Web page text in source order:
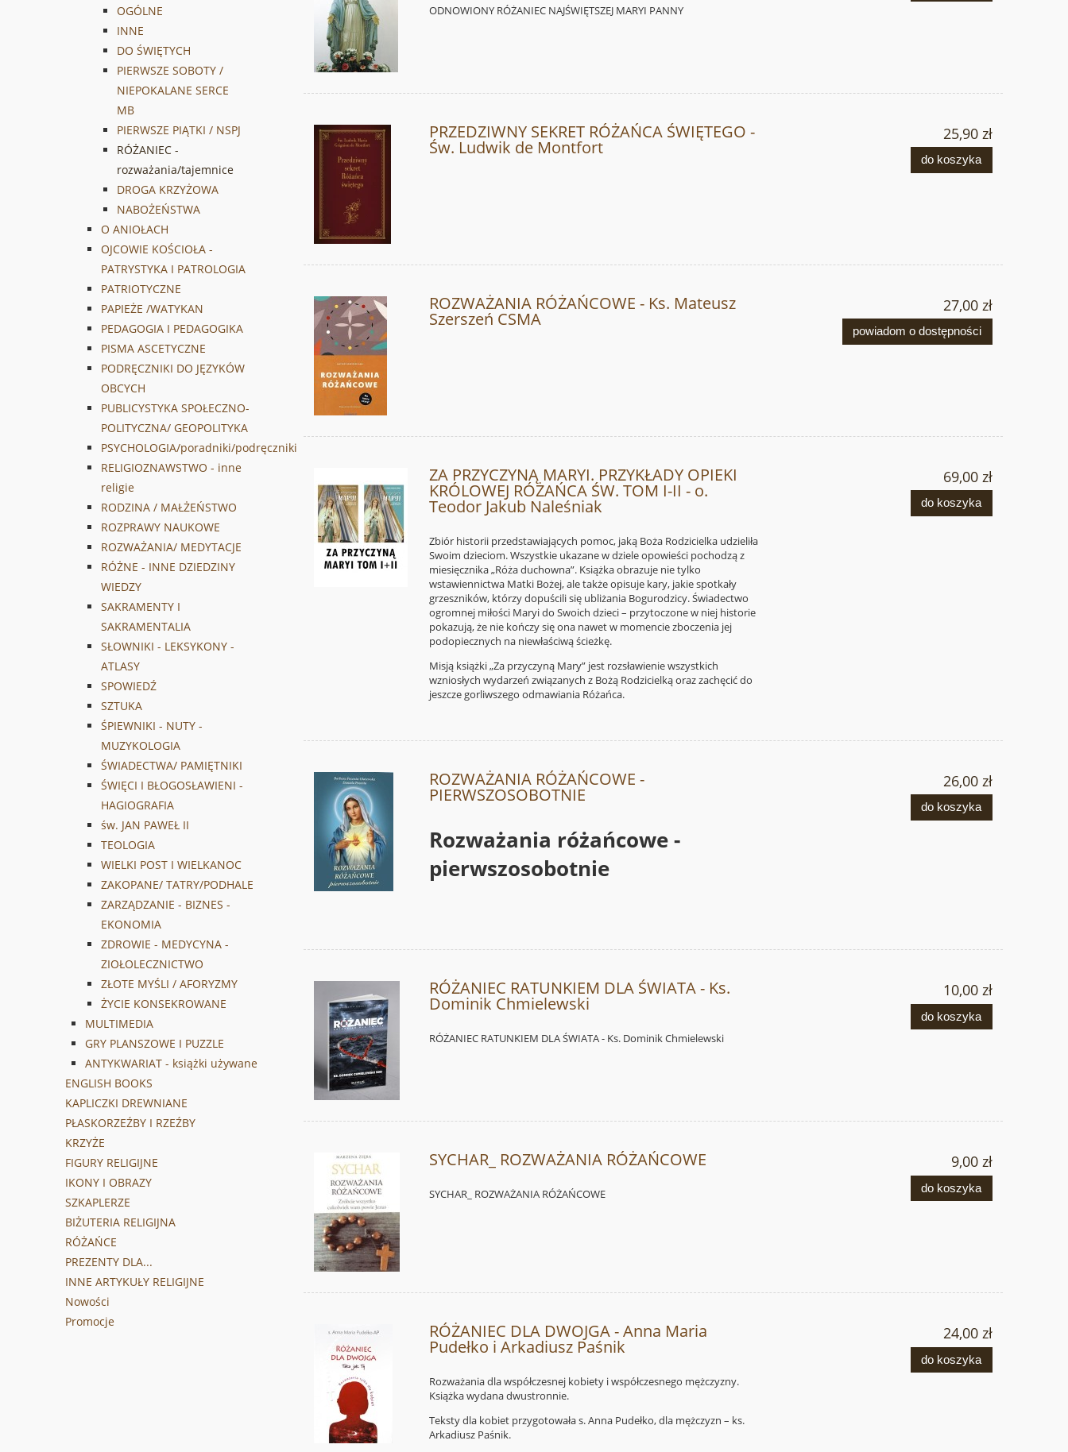
OGÓLNE
INNE
DO ŚWIĘTYCH
PIERWSZE SOBOTY /
NIEPOKALANE SERCE
MB
PIERWSZE PIĄTKI / NSPJ
RÓŻANIEC -
rozważania/tajemnice
DROGA KRZYŻOWA
NABOŻEŃSTWA
O ANIOŁACH
OJCOWIE KOŚCIOŁA -
PATRYSTYKA I PATROLOGIA
PATRIOTYCZNE
PAPIEŻE /WATYKAN
PEDAGOGIA I PEDAGOGIKA
PISMA ASCETYCZNE
PODRĘCZNIKI DO JĘZYKÓW
OBCYCH
PUBLICYSTYKA SPOŁECZNO-
POLITYCZNA/ GEOPOLITYKA
PSYCHOLOGIA/poradniki/podręczniki
RELIGIOZNAWSTWO - inne
religie
RODZINA / MAŁŻEŃSTWO
ROZPRAWY NAUKOWE
ROZWAŻANIA/ MEDYTACJE
RÓŻNE - INNE DZIEDZINY
WIEDZY
SAKRAMENTY I
SAKRAMENTALIA
SŁOWNIKI - LEKSYKONY -
ATLASY
SPOWIEDŹ
SZTUKA
ŚPIEWNIKI - NUTY -
MUZYKOLOGIA
ŚWIADECTWA/ PAMIĘTNIKI
ŚWIĘCI I BŁOGOSŁAWIENI -
HAGIOGRAFIA
św. JAN PAWEŁ II
TEOLOGIA
WIELKI POST I WIELKANOC
ZAKOPANE/ TATRY/PODHALE
ZARZĄDZANIE - BIZNES -
EKONOMIA
ZDROWIE - MEDYCYNA -
ZIOŁOLECZNICTWO
ZŁOTE MYŚLI / AFORYZMY
ŻYCIE KONSEKROWANE
MULTIMEDIA
GRY PLANSZOWE I PUZZLE
ANTYKWARIAT - książki używane
ENGLISH BOOKS
KAPLICZKI DREWNIANE
PŁASKORZEŹBY I RZEŹBY
KRZYŻE
FIGURY RELIGIJNE
IKONY I OBRAZY
SZKAPLERZE
BIŻUTERIA RELIGIJNA
RÓŻAŃCE
PREZENTY DLA...
INNE ARTYKUŁY RELIGIJNE
Nowości
Promocje
ODNOWIONY RÓŻANIEC NAJŚWIĘTSZEJ MARYI PANNY
PRZEDZIWNY SEKRET RÓŻAŃCA ŚWIĘTEGO -
Św. Ludwik de Montfort
25,90 zł
do koszyka
ROZWAŻANIA RÓŻAŃCOWE - Ks. Mateusz
Szerszeń CSMA
27,00 zł
powiadom o dostępności
ZA PRZYCZYNĄ MARYI. PRZYKŁADY OPIEKI
KRÓLOWEJ RÓŻAŃCA ŚW. TOM I-II - o.
Teodor Jakub Naleśniak
Zbiór historii przedstawiających pomoc, jaką Boża Rodzicielka udzieliła
Swoim dzieciom. Wszystkie ukazane w dziele opowieści pochodzą z
miesięcznika „Róża duchowna”. Książka obrazuje nie tylko
wstawiennictwa Matki Bożej, ale także opisuje kary, jakie spotkały
grzeszników, którzy dopuścili się ubliżania Bogurodzicy. Świadectwo
ogromnej miłości Maryi do Swoich dzieci – przytoczone w niej historie
pokazują, że nie kończy się ona nawet w momencie zboczenia jej
podopiecznych na niewłaściwą ścieżkę.
Misją książki „Za przyczyną Mary” jest rozsławienie wszystkich
wzniosłych wydarzeń związanych z Bożą Rodzicielką oraz zachęcić do
jeszcze gorliwszego odmawiania Różańca.
69,00 zł
do koszyka
ROZWAŻANIA RÓŻAŃCOWE -
PIERWSZOSOBOTNIE
Rozważania różańcowe -
pierwszosobotnie
26,00 zł
do koszyka
RÓŻANIEC RATUNKIEM DLA ŚWIATA - Ks.
Dominik Chmielewski
RÓŻANIEC RATUNKIEM DLA ŚWIATA - Ks. Dominik Chmielewski
10,00 zł
do koszyka
SYCHAR_ ROZWAŻANIA RÓŻAŃCOWE
SYCHAR_ ROZWAŻANIA RÓŻAŃCOWE
9,00 zł
do koszyka
RÓŻANIEC DLA DWOJGA - Anna Maria
Pudełko i Arkadiusz Paśnik
Rozważania dla współczesnej kobiety i współczesnego mężczyzny.
Książka wydana dwustronnie.
Teksty dla kobiet przygotowała s. Anna Pudełko, dla mężczyzn – ks.
Arkadiusz Paśnik.
24,00 zł
do koszyka